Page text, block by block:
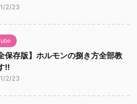
2/23
保存版】ホルモンの捌き方全部教
!!
2/23